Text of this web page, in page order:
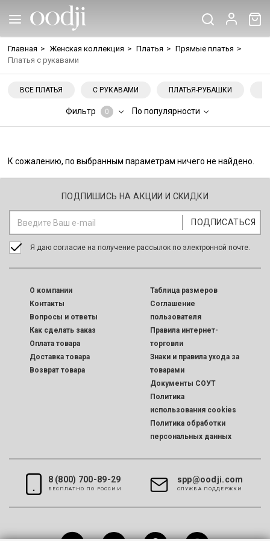
Главная > Женская коллекция > Платья > Прямые платья >
Платья с рукавами
ВСЕ ПЛАТЬЯ С РУКАВАМИ ПЛАТЬЯ-РУБАШКИ
Фильтр 0 По популярности
К сожалению, по выбранным параметрам ничего не найдено.
ПОДПИШИСЬ НА АКЦИИ И СКИДКИ
Я даю согласие на получение рассылок по электронной почте.
O компании
Контакты
Вопросы и ответы
Как сделать заказ
Оплата товара
Доставка товара
Возврат товара
Таблица размеров
Соглашение
пользователя
Правила интернет-
торговли
Знаки и правила ухода за
товарами
Документы СОУТ
Политика
использования cookies
Политика обработки
персональных данных
8 (800) 700-89-29
БЕСПЛАТНО ПО РОССИИ
spp@oodji.com
CЛУЖБА ПОДДЕРЖКИ